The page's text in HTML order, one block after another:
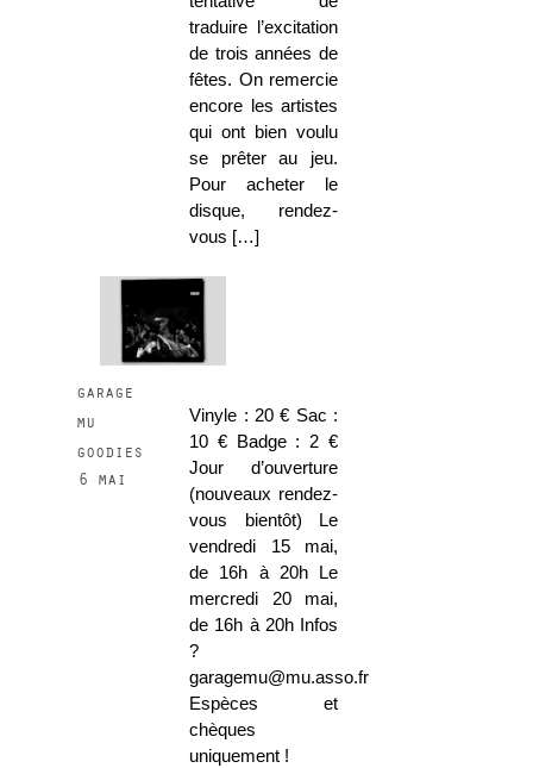
traduire l’excitation
de trois années de
fêtes. On remercie
encore les artistes
qui ont bien voulu
se prêter au jeu.
Pour acheter le
disque, rendez-
vous […]
garage
mu
goodies
6 mai
Vinyle : 20 € Sac :
10 € Badge : 2 €
Jour d’ouverture
(nouveaux rendez-
vous bientôt) Le
vendredi 15 mai,
de 16h à 20h Le
mercredi 20 mai,
de 16h à 20h Infos
?
garagemu@mu.asso.fr
Espèces et
chèques
uniquement !